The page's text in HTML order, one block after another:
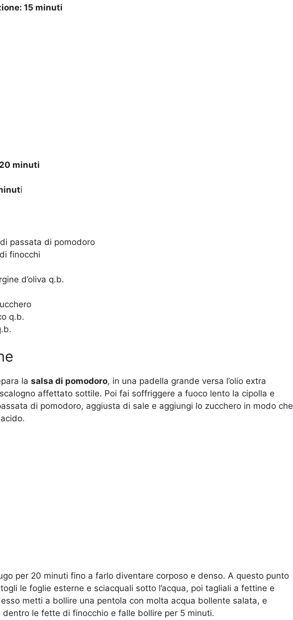
15 minuti
minuti
i
passata di pomodoro
finocchi
d’oliva q.b.
q.b.
la salsa di pomodoro, in una padella grande versa l’olio extra
affettato sottile. Poi fai soffriggere a fuoco lento la cipolla e
di pomodoro, aggiusta di sale e aggiungi lo zucchero in modo che
per 20 minuti fino a farlo diventare corposo e denso. A questo punto
le foglie esterne e sciacquali sotto l’acqua, poi tagliali a fettine e
metti a bollire una pentola con molta acqua bollente salata, e
dentro le fette di finocchio e falle bollire per 5 minuti.